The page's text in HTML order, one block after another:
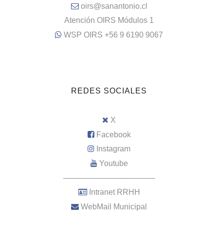
oirs@sanantonio.cl
Atención OIRS Módulos 1
WSP OIRS +56 9 6190 9067
REDES SOCIALES
X
Facebook
Instagram
Youtube
–––––––––––––––––––––
Intranet RRHH
WebMail Municipal